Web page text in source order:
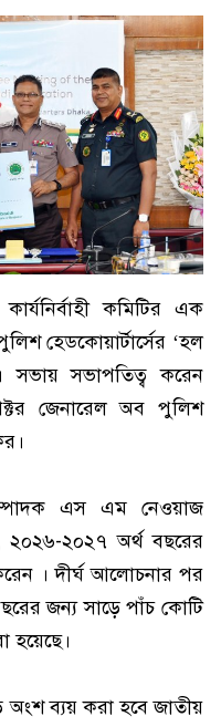
কমিটির এক
হেডকোয়ার্টার্সের ‘হল
সভায় সভাপতিত্ব করেন
জেনারেল অব পুলিশ
এস এম নেওয়াজ
২০২৬-২০২৭ অর্থ বছরের
। দীর্ঘ আলোচনার পর
জন্য সাড়ে পাঁচ কোটি
হয়েছে।
ব্যয় করা হবে জাতীয়